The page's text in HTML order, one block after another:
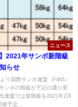
ニュース
】2021年サンボ新階級
らせ
り国際サンボ連盟（FIAS）
ンボの階級が下記の通り変
連盟では新階級を2021年2月
予定...